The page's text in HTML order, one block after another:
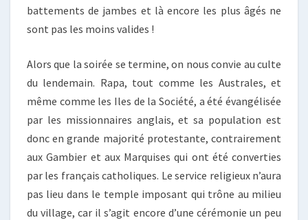
battements de jambes et là encore les plus âgés ne
sont pas les moins valides !
Alors que la soirée se termine, on nous convie au culte
du lendemain. Rapa, tout comme les Australes, et
même comme les Iles de la Société, a été évangélisée
par les missionnaires anglais, et sa population est
donc en grande majorité protestante, contrairement
aux Gambier et aux Marquises qui ont été converties
par les français catholiques. Le service religieux n’aura
pas lieu dans le temple imposant qui trône au milieu
du village, car il s’agit encore d’une cérémonie un peu